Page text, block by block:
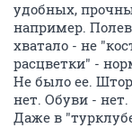
удобных,
например.
хватало - не
расцветки" -
Не было ее.
нет. Обуви -
Даже в